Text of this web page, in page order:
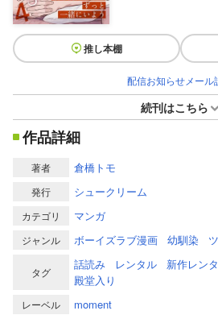
推し本棚
配信お知らせメール
続刊はこちら
作品詳細
著者 倉橋トモ
発行 シュークリーム
カテゴリ マンガ
ジャンル ボーイズラブ漫画 幼馴染
タグ
話読み レンタル 新作レン
殿堂入り
レーベル moment